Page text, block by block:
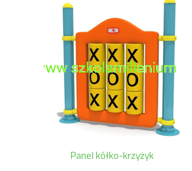
Panel kółko-krzyżyk